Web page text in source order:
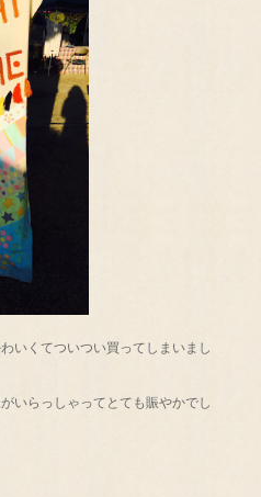
いくてついつい買ってしまいまし
いらっしゃってとても賑やかでし